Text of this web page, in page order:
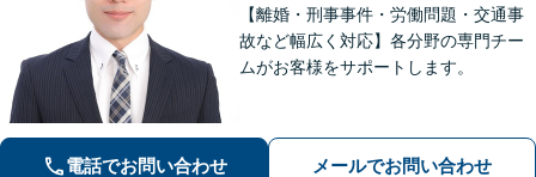
【離婚・刑事事件・労働問題・交通事
故など幅広く対応】各分野の専門チー
ムがお客様をサポートします。
電話でお問い合わせ メールでお問い合わせ